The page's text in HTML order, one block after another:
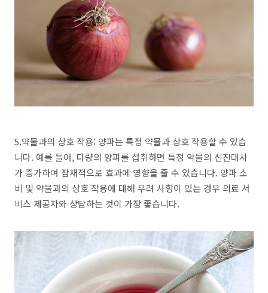
5.약물과의 상호 작용: 양파는 특정 약물과 상호 작용할 수 있습
니다. 예를 들어, 다량의 양파를 섭취하면 특정 약물의 신진대사
가 증가하여 잠재적으로 효과에 영향을 줄 수 있습니다. 양파 소
비 및 약물과의 상호 작용에 대해 우려 사항이 있는 경우 의료 서
비스 제공자와 상담하는 것이 가장 좋습니다.